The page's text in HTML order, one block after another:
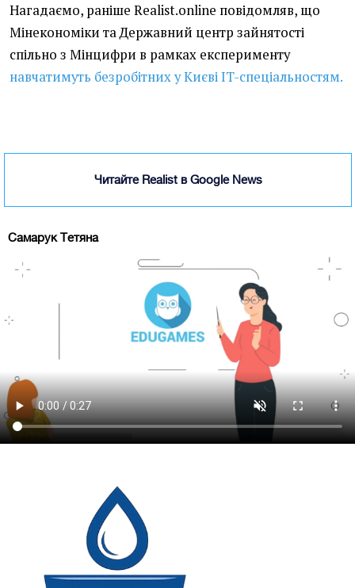
Нагадаємо, раніше Realist.online повідомляв, що
Мінекономіки та Державний центр зайнятості
спільно з Мінцифри в рамках експерименту
навчатимуть безробітних у Києві IT-спеціальностям.
Читайте Realist в Google News
Самарук Тетяна